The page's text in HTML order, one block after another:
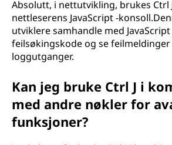
Absolutt, i nettutvikling, brukes Ctrl
nettleserens JavaScript -
utviklere samhandle med
feilsøkingskode og se feilmeldinger
loggutganger.
Kan jeg bruke Ctrl J i
med andre nøkler for
funksjoner?